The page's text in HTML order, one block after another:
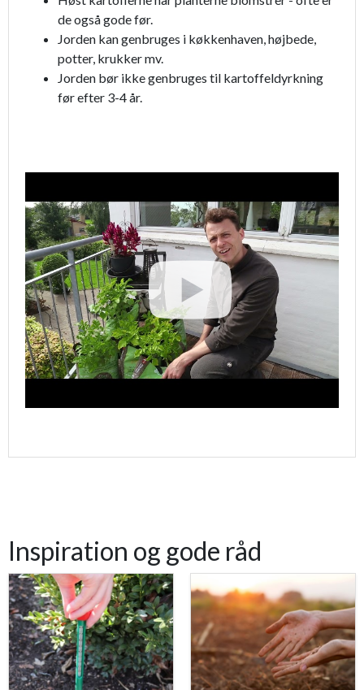
de også gode før.
Jorden kan genbruges i køkkenhaven, højbede,
potter, krukker mv.
Jorden bør ikke genbruges til kartoffeldyrkning
før efter 3-4 år.
Inspiration og gode råd